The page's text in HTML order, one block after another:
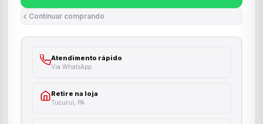
Continuar comprando
Atendimento rápido
Via WhatsApp
Retire na loja
Tucuruí, PA